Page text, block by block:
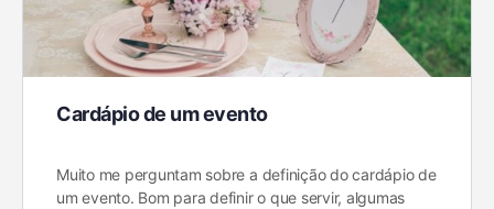
Cardápio de um evento
Muito me perguntam sobre a definição do cardápio de
um evento. Bom para definir o que servir, algumas